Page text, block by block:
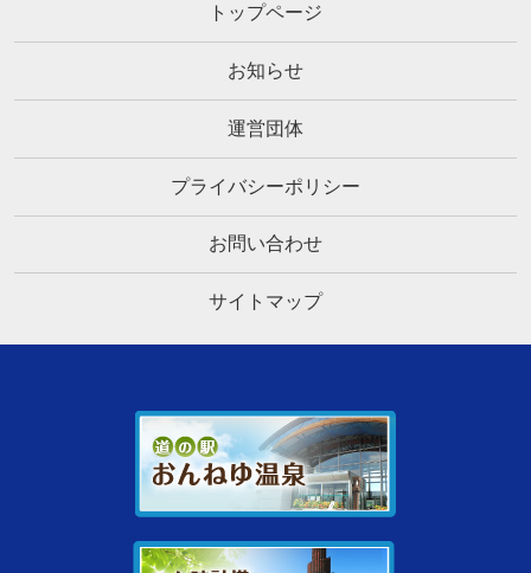
トップページ
お知らせ
運営団体
プライバシーポリシー
お問い合わせ
サイトマップ